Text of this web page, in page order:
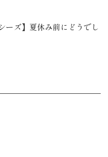
ーズ】夏休み前にどうでし